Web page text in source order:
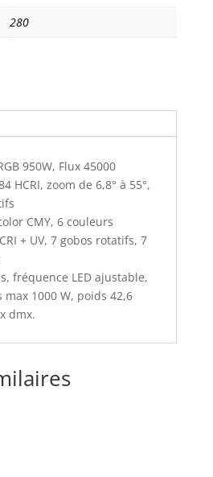
280
950W, Flux 45000
HCRI, zoom de 6,8° à 55°,
CMY, 6 couleurs
+ UV, 7 gobos rotatifs, 7
fréquence LED ajustable,
1000 W, poids 42,6
dmx.